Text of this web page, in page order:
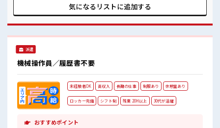
造未経験の方も多数活躍中【取扱製品情報】断熱材 ■お仕事
PR ≪ちょっとの残業で収入アップ≫ 残業は月20時間未満で、
にプライベート満喫！ ≪動きやすい制服アリ≫ 制服があるの
で、 毎日の服装の悩み解消♪ ≪未経験OKの仕事≫ 新しいこ
ましょう！ ≪収入アップを目指せる≫ 高時給だらけの派遣の
お仕事です！ ■職場の雰囲気 休憩室でホッと一息リフレッシ
ュ！ ロッカーあり！ 安心してお仕事に集中♪ 残業も1日1H程
度あるので給料の上乗せも期待できそう！
気になるリストに追加する
派遣
機械操作員／履歴書不要
未経験者OK 高収入 長期の仕事 制服あり 休憩室あり
ロッカー完備 シフト制 残業 20H以上 30代が活躍
おすすめポイント